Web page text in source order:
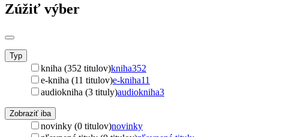
Zúžiť výber
Typ
kniha (352 titulov)kniha352
e-kniha (11 titulov)e-kniha11
audiokniha (3 tituly)audiokniha3
Zobraziť iba
novinky (0 titulov)novinky